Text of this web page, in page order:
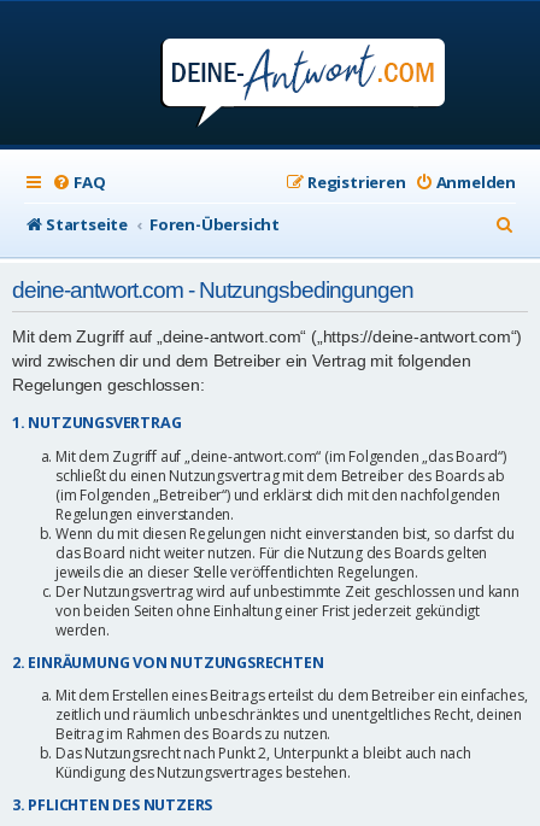
FAQ Anmelden
Registrieren
Startseite
Foren-Übersicht
u
h
deine-antwort.com - Nutzungsbedingungen
Mit dem Zugriff auf „deine-antwort.com“ („https://deine-antwort.com“)
wird zwischen dir und dem Betreiber ein Vertrag mit folgenden
Regelungen geschlossen:
1. NUTZUNGSVERTRAG
Mit dem Zugriff auf „deine-antwort.com“ (im Folgenden „das Board“)
schließt du einen Nutzungsvertrag mit dem Betreiber des Boards ab
(im Folgenden „Betreiber“) und erklärst dich mit den nachfolgenden
Regelungen einverstanden.
Wenn du mit diesen Regelungen nicht einverstanden bist, so darfst du
das Board nicht weiter nutzen. Für die Nutzung des Boards gelten
jeweils die an dieser Stelle veröffentlichten Regelungen.
Der Nutzungsvertrag wird auf unbestimmte Zeit geschlossen und kann
von beiden Seiten ohne Einhaltung einer Frist jederzeit gekündigt
werden.
2. EINRÄUMUNG VON NUTZUNGSRECHTEN
Mit dem Erstellen eines Beitrags erteilst du dem Betreiber ein einfaches,
zeitlich und räumlich unbeschränktes und unentgeltliches Recht, deinen
Beitrag im Rahmen des Boards zu nutzen.
Das Nutzungsrecht nach Punkt 2, Unterpunkt a bleibt auch nach
Kündigung des Nutzungsvertrages bestehen.
3. PFLICHTEN DES NUTZERS